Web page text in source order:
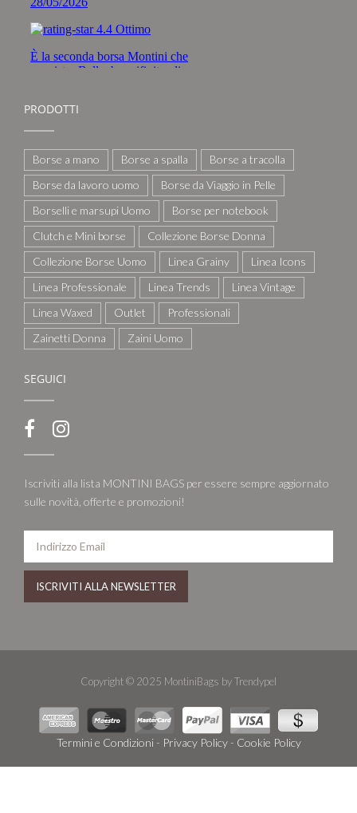
PRODOTTI
Borse a mano Borse a spalla
Borse a tracolla
Borse da lavoro uomo
Borse da Viaggio in Pelle
Borselli e marsupi Uomo
Borse per notebook
Clutch e Mini borse
Collezione Borse Donna
Collezione Borse Uomo
Linea Grainy
Linea Icons
Linea Professionale
Linea Trends
Linea Vintage
Linea Waxed
Outlet
Professionali
Zainetti Donna
Zaini Uomo
SEGUICI
Iscriviti alla lista MONTINI BAGS per essere sempre aggiornato
sulle novità, offerte e promozioni!
Copyright © 2025 MontiniBags by Trendypel
Termini e Condizioni- Privacy Policy- Cookie Policy